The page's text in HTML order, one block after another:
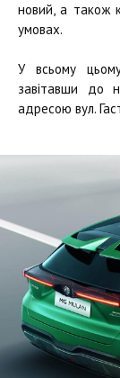
новий, а також
умовах.
У всьому
завітавши до
адресою вул.